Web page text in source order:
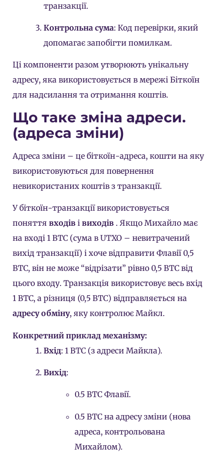
транзакції.
Контрольна сума: Код перевірки, який
допомагає запобігти помилкам.
Ці компоненти разом утворюють унікальну
адресу, яка використовується в мережі Біткоїн
для надсилання та отримання коштів.
Що таке зміна адреси.
(адреса зміни)
Адреса зміни – це біткоїн-адреса, кошти на яку
використовуються для повернення
невикористаних коштів з транзакції.
У біткоїн-транзакції використовується
поняття входів і виходів . Якщо Михайло має
на вході 1 BTC (сума в UTXO – невитрачений
вихід транзакції) і хоче відправити Флавії 0,5
BTC, він не може “відрізати” рівно 0,5 BTC від
цього входу. Транзакція використовує весь вхід
1 BTC, а різниця (0,5 BTC) відправляється на
адресу обміну, яку контролює Майкл.
Конкретний приклад механізму:
Вхід: 1 BTC (з адреси Майкла).
Вихід:
0.5 BTC Флавії.
0.5 BTC на адресу зміни (нова
адреса, контрольована
Михайлом).